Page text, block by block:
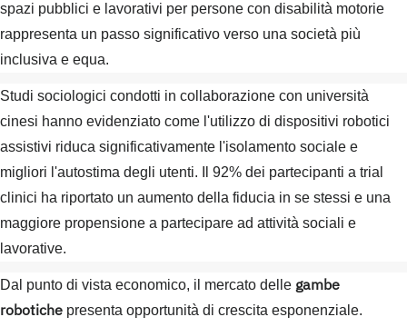
spazi pubblici e lavorativi per persone con disabilità motorie
rappresenta un passo significativo verso una società più
inclusiva e equa.
Studi sociologici condotti in collaborazione con università
cinesi hanno evidenziato come l'utilizzo di dispositivi robotici
assistivi riduca significativamente l'isolamento sociale e
migliori l'autostima degli utenti. Il 92% dei partecipanti a trial
clinici ha riportato un aumento della fiducia in se stessi e una
maggiore propensione a partecipare ad attività sociali e
lavorative.
Dal punto di vista economico, il mercato delle gambe
robotiche presenta opportunità di crescita esponenziale.